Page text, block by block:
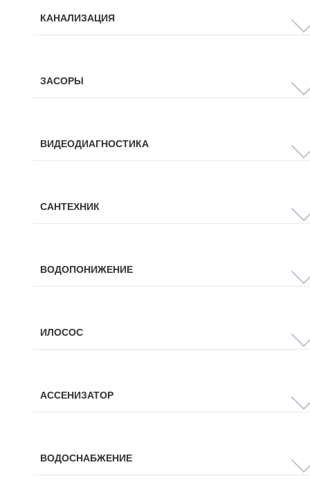
КАНАЛИЗАЦИЯ
ЗАСОРЫ
ВИДЕОДИАГНОСТИКА
САНТЕХНИК
ВОДОПОНИЖЕНИЕ
ИЛОСОС
АССЕНИЗАТОР
ВОДОСНАБЖЕНИЕ